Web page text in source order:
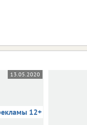
13.05.2020
12+